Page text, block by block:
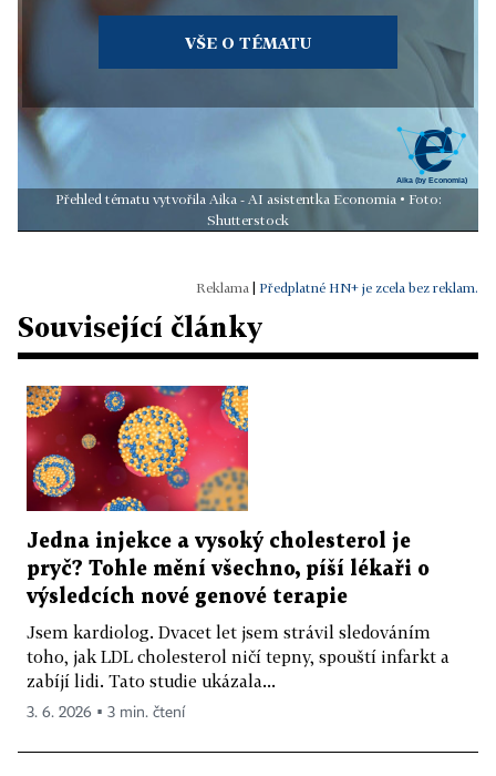
VŠE O TÉMATU
Přehled tématu vytvořila Aika - AI asistentka Economia • Foto:
Shutterstock
Předplatné HN+ je zcela bez reklam.
Související články
Jedna injekce a vysoký cholesterol je
pryč? Tohle mění všechno, píší lékaři o
výsledcích nové genové terapie
Jsem kardiolog. Dvacet let jsem strávil sledováním
toho, jak LDL cholesterol ničí tepny, spouští infarkt a
zabíjí lidi. Tato studie ukázala...
3. 6. 2026 ▪ 3 min. čtení